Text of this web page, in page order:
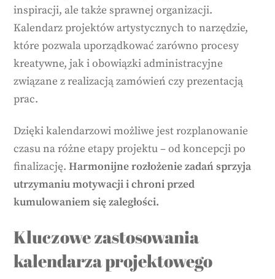
inspiracji, ale także sprawnej organizacji.
Kalendarz projektów artystycznych to narzędzie,
które pozwala uporządkować zarówno procesy
kreatywne, jak i obowiązki administracyjne
związane z realizacją zamówień czy prezentacją
prac.
Dzięki kalendarzowi możliwe jest rozplanowanie
czasu na różne etapy projektu – od koncepcji po
finalizację.Harmonijne rozłożenie zadań sprzyja
utrzymaniu motywacji i chroni przed
kumulowaniem się zaległości.
Kluczowe zastosowania
kalendarza projektowego